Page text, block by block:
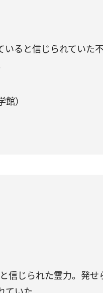
いると信じられていた
）
信じられた霊力。発せ